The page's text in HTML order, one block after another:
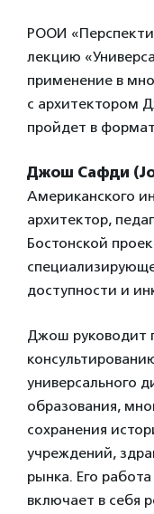
РООИ
лекцию
применение в
с архитектором
пройдет в
Джош Сафди
Американского
архитектор,
Бостонской
доступности и
Джош руководит
универсального
образования,
сохранения
учреждений,
рынка. Его
включает в себя